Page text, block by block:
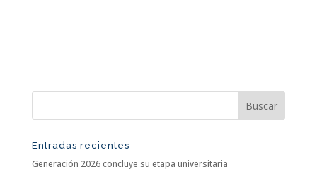
Entradas recientes
Generación 2026 concluye su etapa universitaria